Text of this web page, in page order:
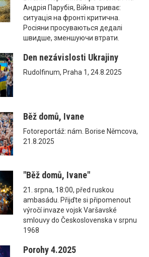
Андрія Парубія, Війна триває:
ситуація на фронті критична.
Росіяни просуваються дедалі
швидше, зменшуючи втрати.
Den nezávislosti Ukrajiny
Rudolfinum, Praha 1, 24.8.2025
Běž domů, Ivane
Fotoreportáž: nám. Borise Němcova,
21.8.2025
"Běž domů, Ivane"
21. srpna, 18:00, před ruskou
ambasádu. Přijďte si připomenout
výročí invaze vojsk Varšavské
smlouvy do Československa v srpnu
1968
Porohy 4.2025